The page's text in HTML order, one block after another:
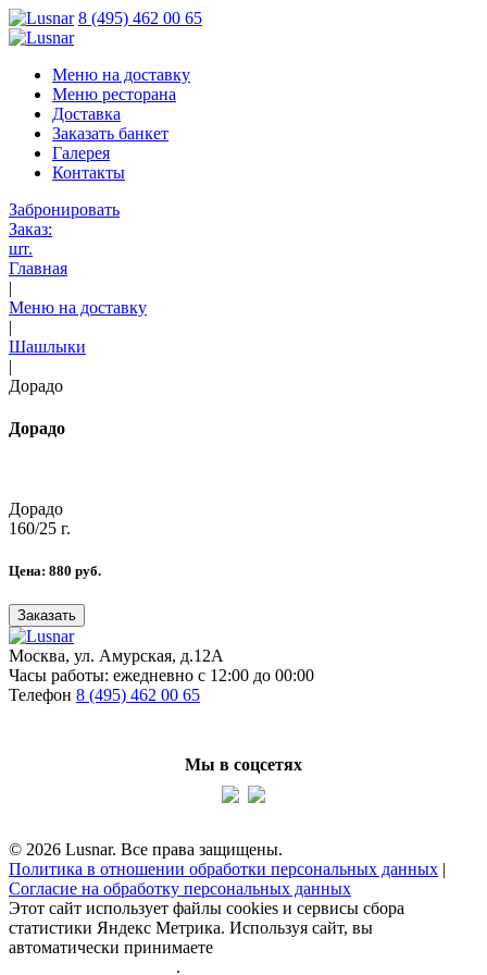
8 (495) 462 00 65
Меню на доставку
Меню ресторана
Доставка
Заказать банкет
Галерея
Контакты
Забронировать
Заказ:
шт.
Главная
|
Меню на доставку
|
Шашлыки
|
Дорадо
Дорадо
Дорадо
160/25 г.
Цена: 880 руб.
Заказать
Москва, ул. Амурская, д.12А
Часы работы: ежедневно с 12:00 до 00:00
Телефон 8 (495) 462 00 65
Мы в соцсетях
© 2026 Lusnar. Все права защищены.
Политика в отношении обработки персональных данных |
Согласие на обработку персональных данных
Этот сайт использует файлы cookies и сервисы сбора
статистики Яндекс Метрика. Используя сайт, вы
автоматически принимаете
.